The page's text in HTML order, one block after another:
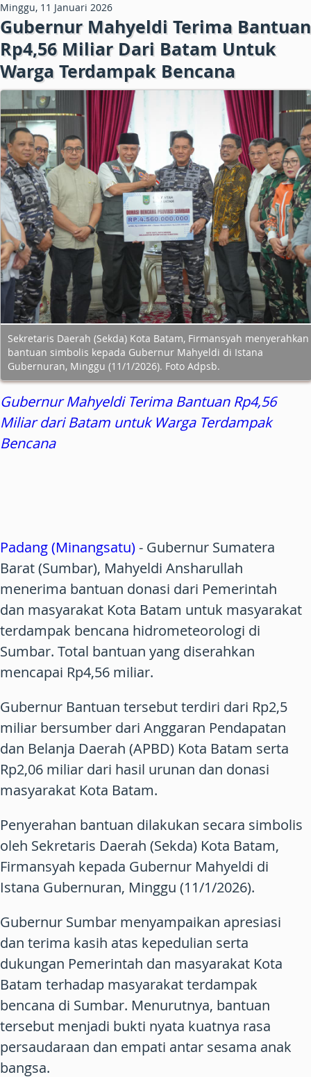
Minggu, 11 Januari 2026
Gubernur Mahyeldi Terima Bantuan
Rp4,56 Miliar Dari Batam Untuk
Warga Terdampak Bencana
Sekretaris Daerah (Sekda) Kota Batam, Firmansyah menyerahkan
bantuan simbolis kepada Gubernur Mahyeldi di Istana
Gubernuran, Minggu (11/1/2026). Foto Adpsb.
Gubernur Mahyeldi Terima Bantuan Rp4,56
Miliar dari Batam untuk Warga Terdampak
Bencana
Padang (Minangsatu)- Gubernur Sumatera
Barat (Sumbar), Mahyeldi Ansharullah
menerima bantuan donasi dari Pemerintah
dan masyarakat Kota Batam untuk masyarakat
terdampak bencana hidrometeorologi di
Sumbar. Total bantuan yang diserahkan
mencapai Rp4,56 miliar.
Gubernur Bantuan tersebut terdiri dari Rp2,5
miliar bersumber dari Anggaran Pendapatan
dan Belanja Daerah (APBD) Kota Batam serta
Rp2,06 miliar dari hasil urunan dan donasi
masyarakat Kota Batam.
Penyerahan bantuan dilakukan secara simbolis
oleh Sekretaris Daerah (Sekda) Kota Batam,
Firmansyah kepada Gubernur Mahyeldi di
Istana Gubernuran, Minggu (11/1/2026).
Gubernur Sumbar menyampaikan apresiasi
dan terima kasih atas kepedulian serta
dukungan Pemerintah dan masyarakat Kota
Batam terhadap masyarakat terdampak
bencana di Sumbar. Menurutnya, bantuan
tersebut menjadi bukti nyata kuatnya rasa
persaudaraan dan empati antar sesama anak
bangsa.